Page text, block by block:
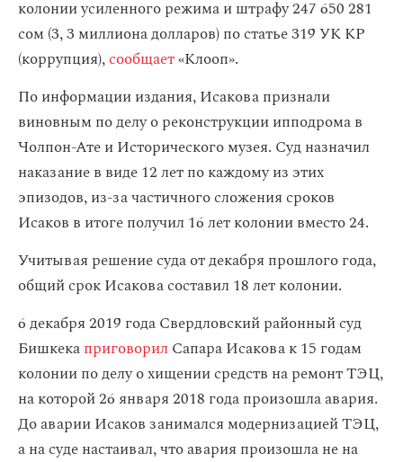
колонии усиленного режима и штрафу 247 650 281
сом (3, 3 миллиона долларов) по статье 319 УК КР
(коррупция),сообщает«Клооп».
По информации издания, Исакова признали
виновным по делу о реконструкции ипподрома в
Чолпон-Ате и Исторического музея. Суд назначил
наказание в виде 12 лет по каждому из этих
эпизодов, из-за частичного сложения сроков
Исаков в итоге получил 16 лет колонии вместо 24.
Учитывая решение суда от декабря прошлого года,
общий срок Исакова составил 18 лет колонии.
6 декабря 2019 года Свердловский районный суд
Бишкекаприговорил Сапара Исакова к 15 годам
колонии по делу о хищении средств на ремонт ТЭЦ,
на которой 26 января 2018 года произошла авария.
До аварии Исаков занимался модернизацией ТЭЦ,
а на суде настаивал, что авария произошла не на